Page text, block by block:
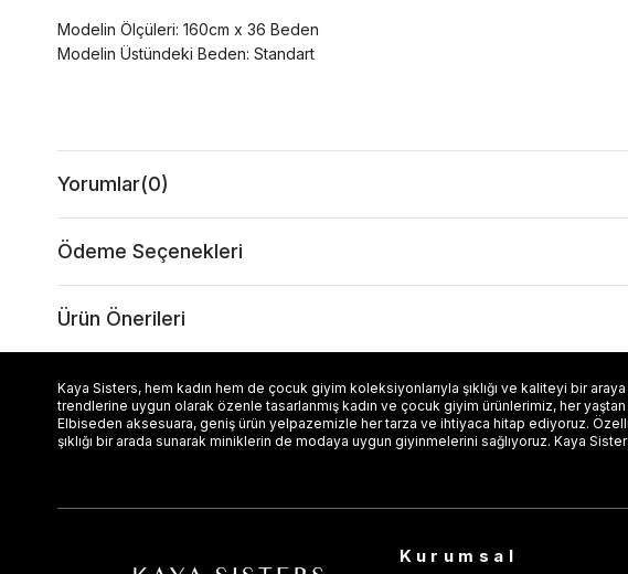
Modelin Ölçüleri: 160cm x 36 Beden
Modelin Üstündeki Beden: Standart
Yorumlar(0)
Ödeme Seçenekleri
Ürün Önerileri
Kaya Sisters, hem kadın hem de çocuk giyim koleksiyonlarıyla şıklığı ve kaliteyi bir
trendlerine uygun olarak özenle tasarlanmış kadın ve çocuk giyim ürünlerimiz, her yaştan
Elbiseden aksesuara, geniş ürün yelpazemizle her tarza ve ihtiyaca hitap ediyoruz.
şıklığı bir arada sunarak miniklerin de modaya uygun giyinmelerini sağlıyoruz. Kaya
Kurumsal